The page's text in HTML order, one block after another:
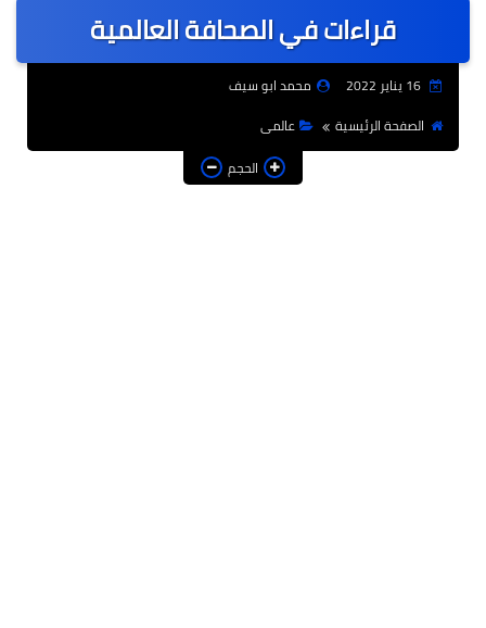
عالمى
فن
قراءات في الصحافة العالمية
16 يناير 2022
محمد ابو سيف
الصفحة الرئيسية
عالمى
الحجم